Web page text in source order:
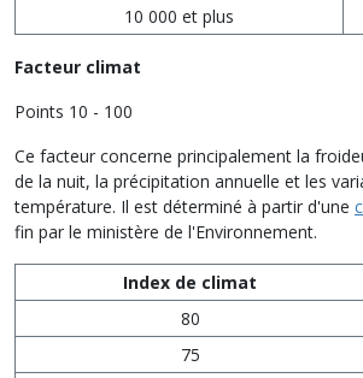
10 000 et plus
Facteur climat
Points 10 - 100
Ce facteur concerne principalement la
de la nuit, la précipitation annuelle et les
température. Il est déterminé à partir d'une
fin par le ministère de l'Environnement.
Index de climat
80
75